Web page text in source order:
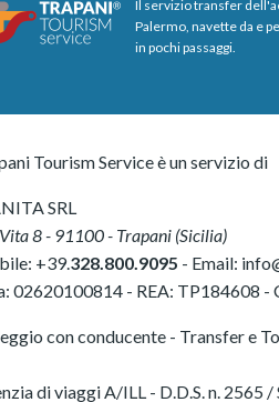
Il servizio transfer
Palermo, navette da e
in pochi passaggi.
Tourism Service è un servizio di
SRL
8- 91100- Trapani (Sicilia)
+39.328.800.9095 - Email:
02620100814 - REA: TP184608 -
con conducente - Transfer e
di viaggi A/ILL - D.D.S. n. 2565